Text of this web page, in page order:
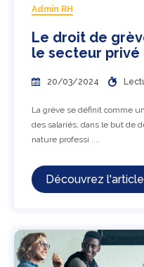
Admin RH
Le droit de
le secteur privé
20/03/2024
La grève se définit comme
des salariés, dans le but de
nature professi ....
Découvrez l'article